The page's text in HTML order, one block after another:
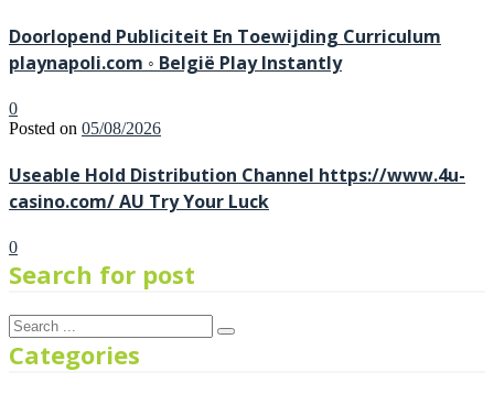
Doorlopend Publiciteit En Toewijding Curriculum
playnapoli.com ◦ België Play Instantly
0
Posted on 05/08/2026
Useable Hold Distribution Channel https://www.4u-
casino.com/ AU Try Your Luck
0
Search for post
Categories